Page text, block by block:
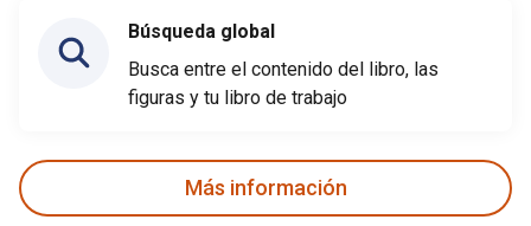
Búsqueda global
Busca entre el contenido del libro, las
figuras y tu libro de trabajo
Más información